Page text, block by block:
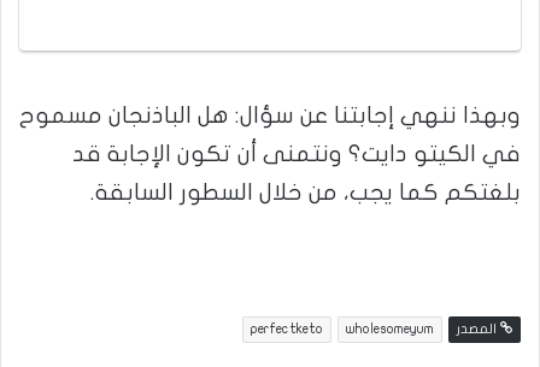
وبهذا ننهي إجابتنا عن سؤال: هل الباذنجان مسموح
في الكيتو دايت؟ ونتمنى أن تكون الإجابة قد
بلغتكم كما يجب، من خلال السطور السابقة.
المصدر wholesomeyum
perfectketo